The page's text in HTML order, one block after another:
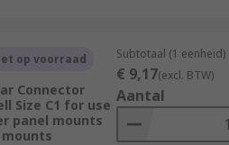
environment.
When purchasing
op voorraad
Connector
Size C1 for use
panel mounts
mounts
Subtotaal (1 eenheid)
€ 9,17(excl. BTW)
Aantal